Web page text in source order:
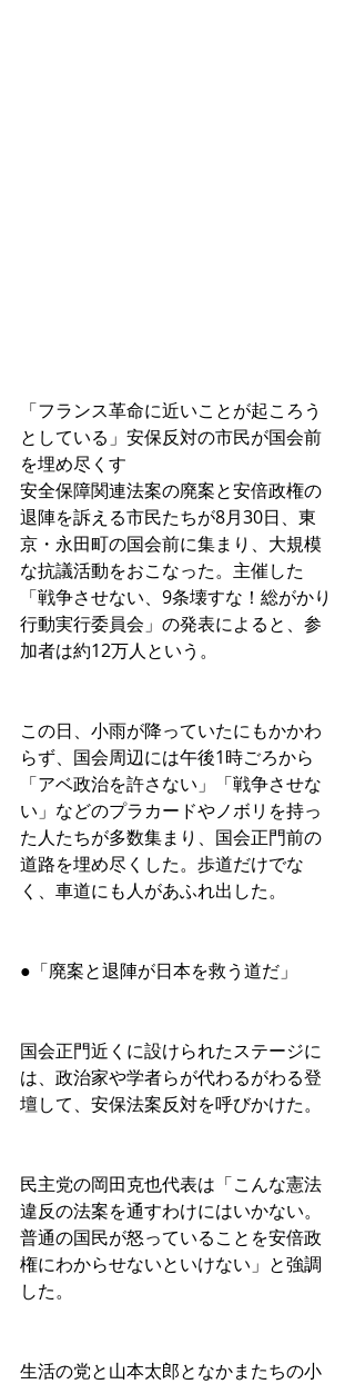
「フランス革命に近いことが起ころう
としている」安保反対の市民が国会前
を埋め尽くす
安全保障関連法案の廃案と安倍政権の
退陣を訴える市民たちが8月30日、東
京・永田町の国会前に集まり、大規模
な抗議活動をおこなった。主催した
「戦争させない、9条壊すな！総がかり
行動実行委員会」の発表によると、参
加者は約12万人という。
この日、小雨が降っていたにもかかわ
らず、国会周辺には午後1時ごろから
「アベ政治を許さない」「戦争させな
い」などのプラカードやノボリを持っ
た人たちが多数集まり、国会正門前の
道路を埋め尽くした。歩道だけでな
く、車道にも人があふれ出した。
●「廃案と退陣が日本を救う道だ」
国会正門近くに設けられたステージに
は、政治家や学者らが代わるがわる登
壇して、安保法案反対を呼びかけた。
民主党の岡田克也代表は「こんな憲法
違反の法案を通すわけにはいかない。
普通の国民が怒っていることを安倍政
権にわからせないといけない」と強調
した。
生活の党と山本太郎となかまたちの小